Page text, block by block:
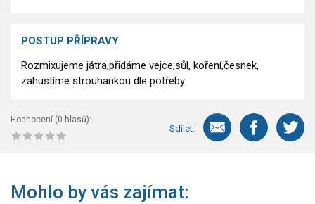
POSTUP PŘÍPRAVY
Rozmixujeme játra,přidáme vejce,sůl, koření,česnek,
zahustíme strouhankou dle potřeby.
Hodnocení (0 hlasů):
Sdílet:
Mohlo by vás zajímat: